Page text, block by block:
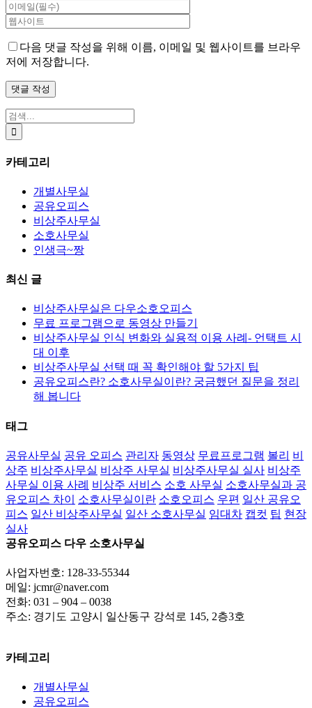
다음 댓글 작성을 위해 이름, 이메일 및 웹사이트를 브라우
저에 저장합니다.
검
색:
카테고리
개별사무실
공유오피스
비상주사무실
소호사무실
인생극~짱
최신 글
비상주사무실은 다우소호오피스
무료 프로그램으로 동영상 만들기
비상주사무실 인식 변화와 실용적 이용 사례- 언택트 시
대 이후
비상주사무실 선택 때 꼭 확인해야 할 5가지 팁
공유오피스란? 소호사무실이란? 궁금했던 질문을 정리
해 봅니다
태그
공유사무실 공유 오피스 관리자 동영상 무료프로그램 볼리 비
상주 비상주사무실 비상주 사무실 비상주사무실 실사 비상주
사무실 이용 사례 비상주 서비스 소호 사무실 소호사무실과 공
유오피스 차이
소호사무실이란 소호오피스 우편 일산 공유오
피스 일산 비상주사무실 일산 소호사무실 임대차 캡컷 팁 현장
실사
공유오피스 다우 소호사무실
사업자번호: 128-33-55344
메일: jcmr@naver.com
전화: 031 – 904 – 0038
주소: 경기도 고양시 일산동구 강석로 145, 2층3호
카테고리
개별사무실
공유오피스